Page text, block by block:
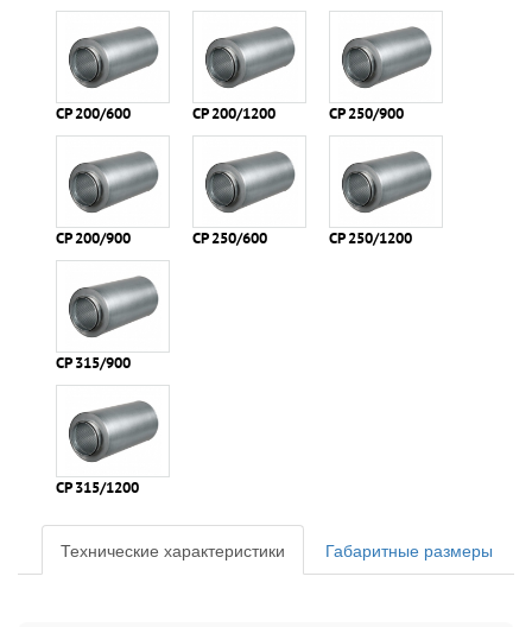
СР 200/600
СР 200/900
СР 200/1200
СР 250/600
СР 250/900
CР 250/1200
СР 315/900
СР 315/1200
Технические характеристики Габаритные размеры